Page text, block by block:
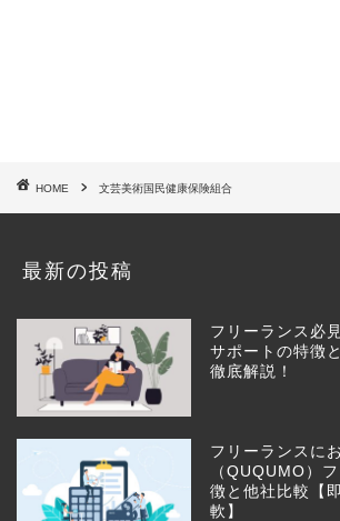
HOME 文芸美術国民健康保険組合
最新の投稿
フリーランス必
サポートの特徴
徹底解説！
フリーランスに
（QUQUMO）
徴と他社比較【
軟】